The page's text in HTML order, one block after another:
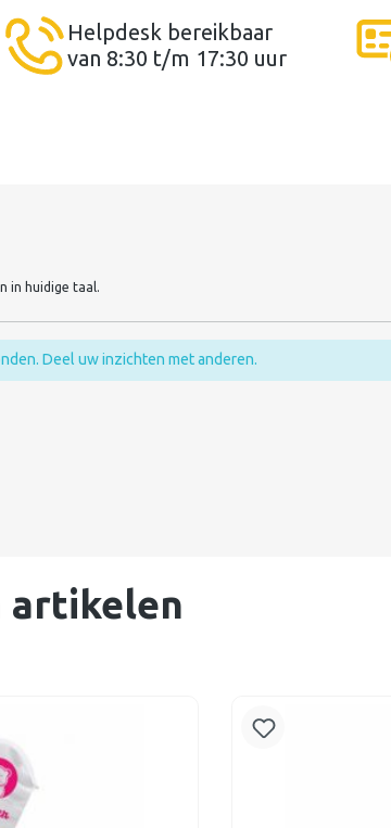
Helpdesk bereikbaar
van 8:30 t/m 17:30 uur
in huidige taal.
Deel uw inzichten met anderen.
artikelen